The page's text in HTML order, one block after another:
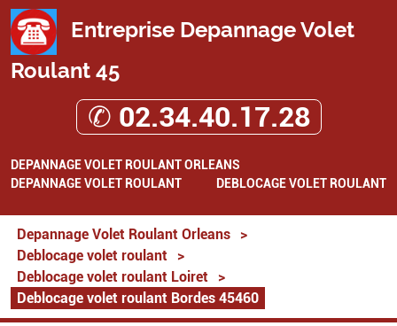
Entreprise Depannage Volet
Roulant 45
✆ 02.34.40.17.28
DEPANNAGE VOLET ROULANT ORLEANS
DEPANNAGE VOLET ROULANT
DEBLOCAGE VOLET ROULANT
Depannage Volet Roulant Orleans
>
Deblocage volet roulant
>
Deblocage volet roulant Loiret
>
Deblocage volet roulant Bordes 45460